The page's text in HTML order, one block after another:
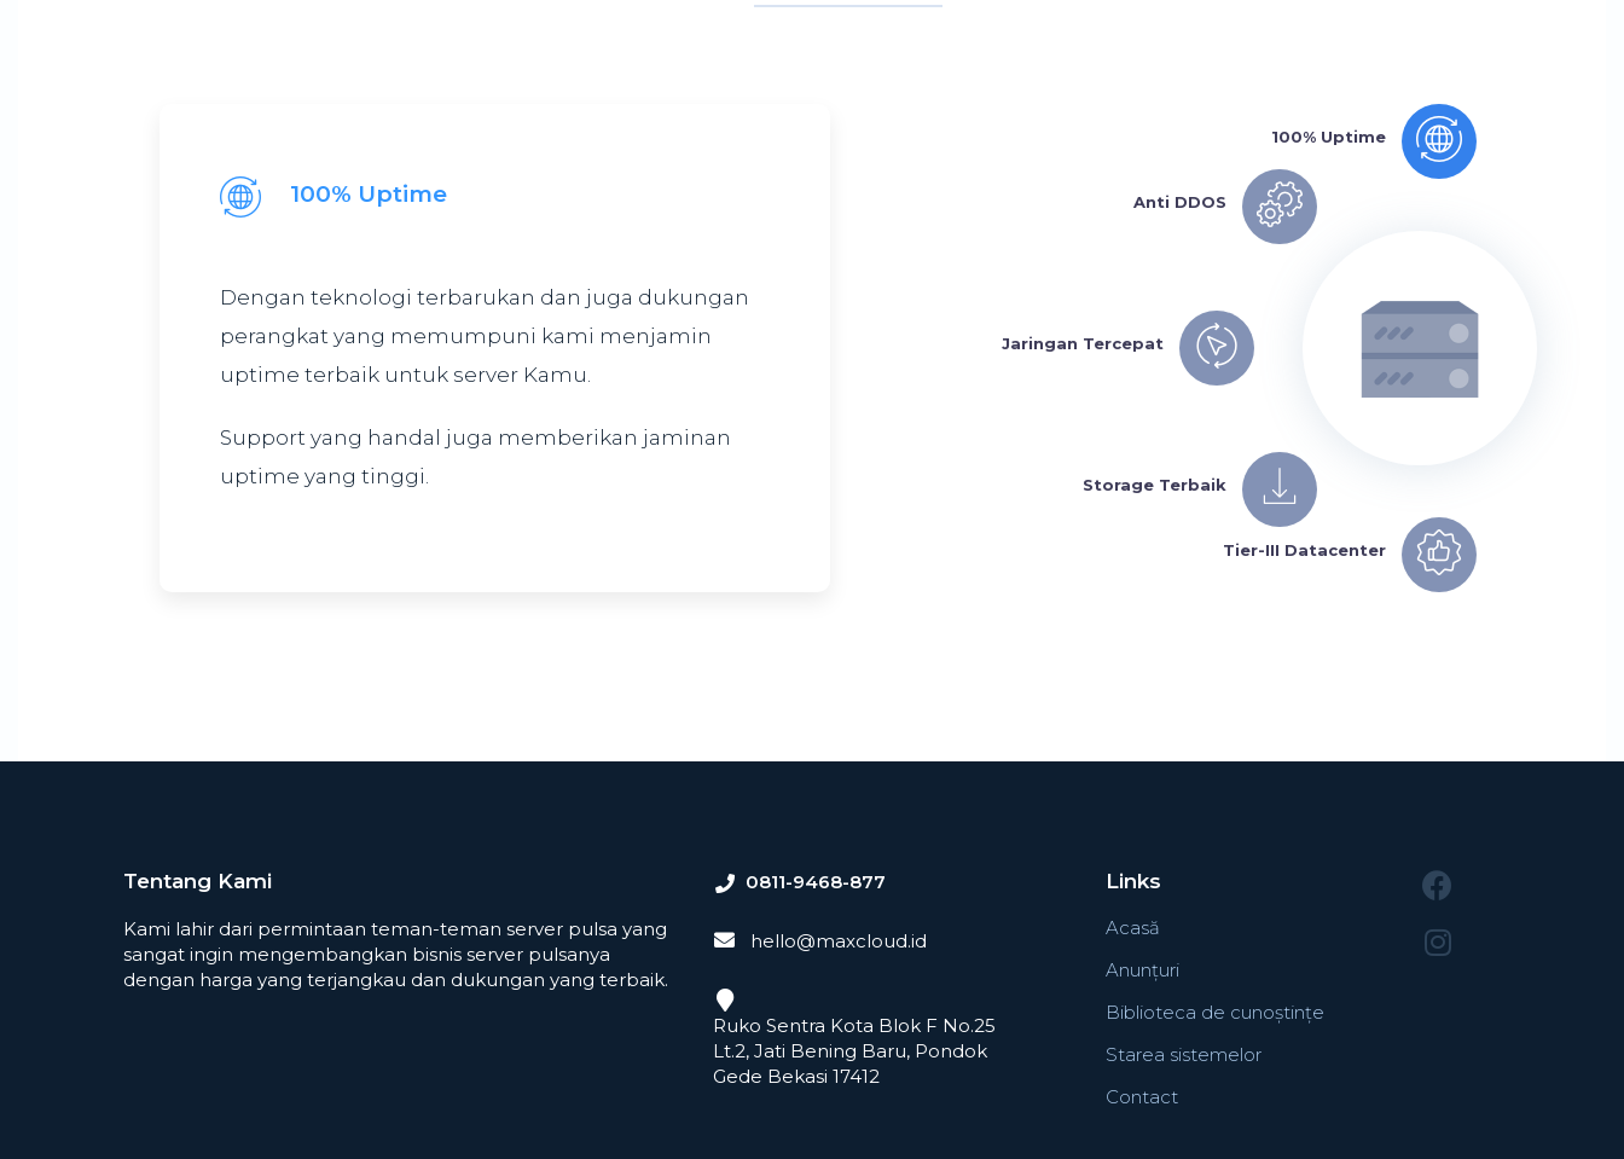
100% Uptime
Anti DDOS
Jaringan Tercepat
Storage Terbaik
Tier-III Datacenter
100% Uptime
Dengan teknologi terbarukan dan juga dukungan
perangkat yang memumpuni kami menjamin
uptime terbaik untuk server Kamu.
Support yang handal juga memberikan jaminan
uptime yang tinggi.
Tentang Kami
Kami lahir dari permintaan teman-teman server pulsa yang
sangat ingin mengembangkan bisnis server pulsanya
dengan harga yang terjangkau dan dukungan yang terbaik.
0811-9468-877
hello@maxcloud.id
Ruko Sentra Kota Blok F No.25
Lt.2, Jati Bening Baru, Pondok
Gede Bekasi 17412
Links
Acasă
Anunțuri
Biblioteca de cunoștințe
Starea sistemelor
Contact